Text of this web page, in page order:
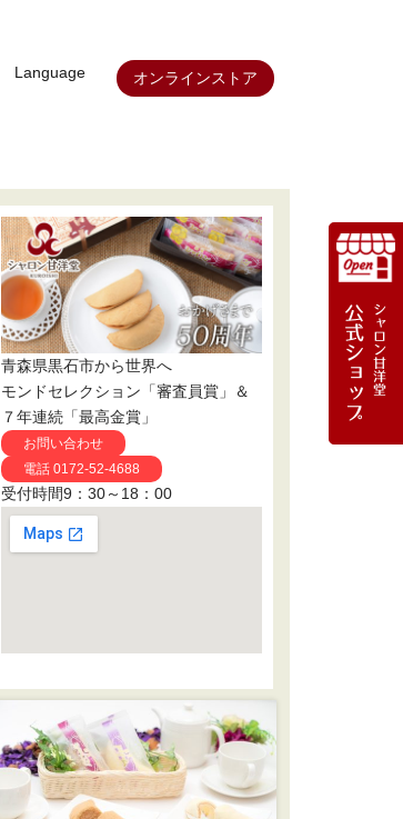
Language オンラインストア
青森県黒石市から世界へ
モンドセレクション「審査員賞」＆
７年連続「最高金賞」
お問い合わせ
電話 0172-52-4688
受付時間9：30～18：00